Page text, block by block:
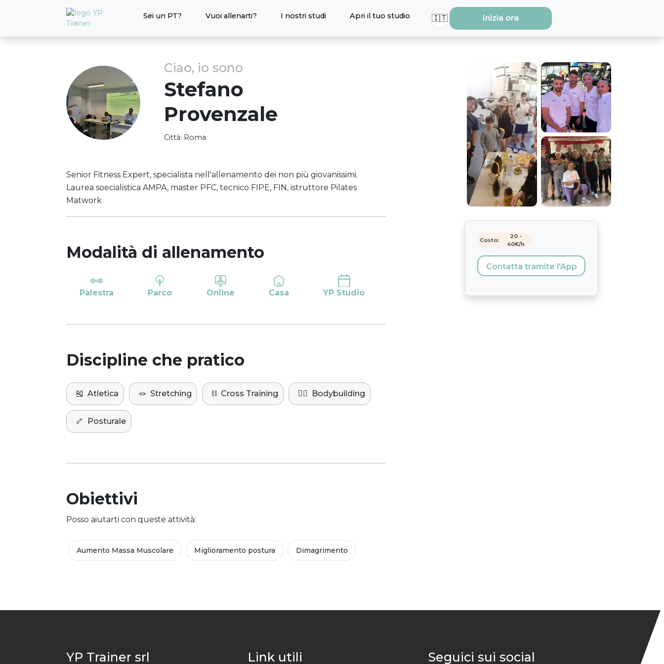
Sei un PT? Vuoi allenarti? I nostri studi Apri il tuo studio 🇮🇹 Inizia ora
Ciao, io sono
Stefano
Provenzale
Città: Roma
Senior Fitness Expert, specialista nell'allenamento dei non più giovanissimi.
Laurea soecialistica AMPA, master PFC, tecnico FIPE, FIN, istruttore Pilates
Matwork
Modalità di allenamento
Palestra Parco Online Casa YP Studio
Discipline che pratico
🎽 Atletica 🪢 Stretching ⛓️ Cross Training 🏋️‍♀️ Bodybuilding
🦴 Posturale
Obiettivi
Posso aiutarti con queste attività:
Aumento Massa Muscolare Miglioramento postura Dimagrimento
Costo:
20 -
40€/h
Contatta tramite l'App
YP Trainer srl Link utili Seguici sui social